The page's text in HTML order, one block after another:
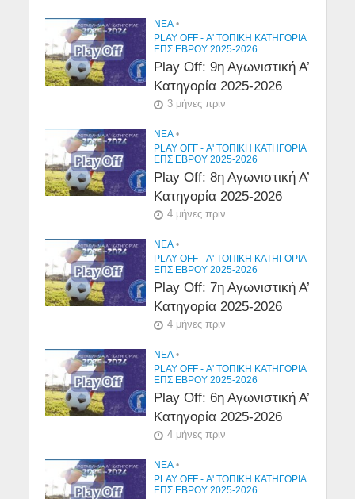
NEA •
PLAY OFF - Α' ΤΟΠΙΚΉ ΚΑΤΗΓΟΡΊΑ
ΕΠΣ ΕΒΡΟΥ 2025-2026
Play Off: 9η Αγωνιστική Α’
Κατηγορία 2025-2026
3 μήνες πριν
NEA •
PLAY OFF - Α' ΤΟΠΙΚΉ ΚΑΤΗΓΟΡΊΑ
ΕΠΣ ΕΒΡΟΥ 2025-2026
Play Off: 8η Αγωνιστική Α’
Κατηγορία 2025-2026
4 μήνες πριν
NEA •
PLAY OFF - Α' ΤΟΠΙΚΉ ΚΑΤΗΓΟΡΊΑ
ΕΠΣ ΕΒΡΟΥ 2025-2026
Play Off: 7η Αγωνιστική Α’
Κατηγορία 2025-2026
4 μήνες πριν
NEA •
PLAY OFF - Α' ΤΟΠΙΚΉ ΚΑΤΗΓΟΡΊΑ
ΕΠΣ ΕΒΡΟΥ 2025-2026
Play Off: 6η Αγωνιστική Α’
Κατηγορία 2025-2026
4 μήνες πριν
NEA •
PLAY OFF - Α' ΤΟΠΙΚΉ ΚΑΤΗΓΟΡΊΑ
ΕΠΣ ΕΒΡΟΥ 2025-2026